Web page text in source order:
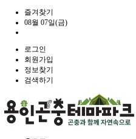
즐겨찾기
08월 07일(금)
로그인
회원가입
정보찾기
검색하기